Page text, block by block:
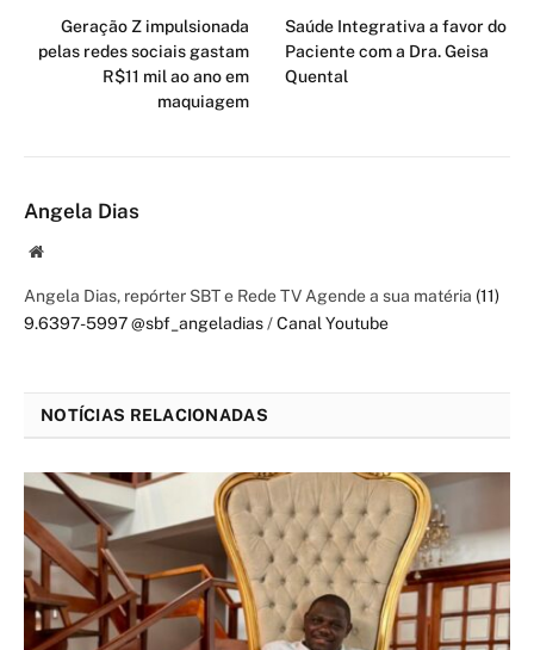
Geração Z impulsionada
pelas redes sociais gastam
R$11 mil ao ano em
maquiagem
Saúde Integrativa a favor do
Paciente com a Dra. Geisa
Quental
Angela Dias
Website
Angela Dias, repórter SBT e Rede TV Agende a sua matéria (11)
9.6397-5997@sbf_angeladias/Canal Youtube
NOTÍCIAS RELACIONADAS